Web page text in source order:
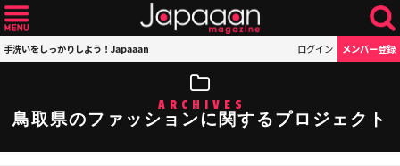
手洗いをしっかりしよう！Japaaan ログイン メンバー登録
ARCHIVES
鳥取県のファッションに関するプロジェクト